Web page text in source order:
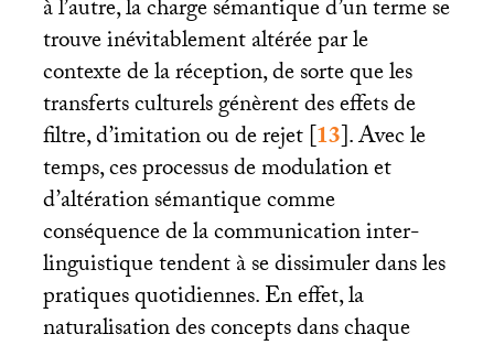
à l’autre, la charge sémantique d’un terme se
trouve inévitablement altérée par le
contexte de la réception, de sorte que les
transferts culturels génèrent des effets de
filtre, d’imitation ou de rejet[13]. Avec le
temps, ces processus de modulation et
d’altération sémantique comme
conséquence de la communication inter-
linguistique tendent à se dissimuler dans les
pratiques quotidiennes. En effet, la
naturalisation des concepts dans chaque